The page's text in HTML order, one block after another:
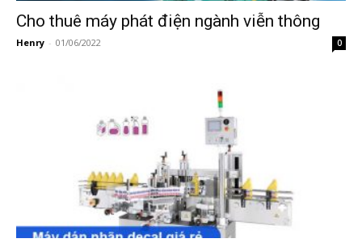
Cho thuê máy phát điện ngành viễn thông
Henry - 01/06/2022 0